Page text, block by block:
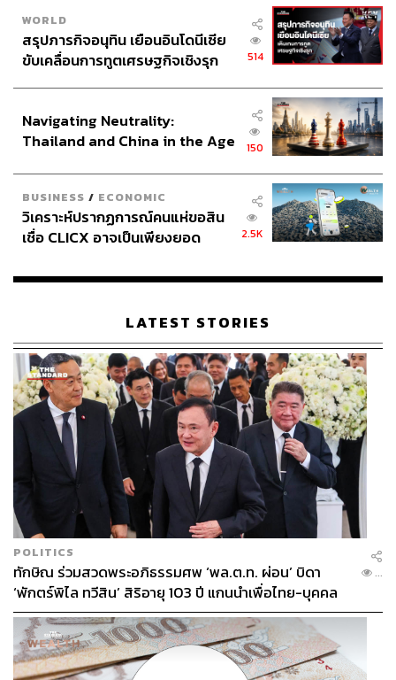
TAGS: อุบลราชธานี การเมืองไทย
ทิม-พิธา ลิ้มเจริญรัตน์
องค์การบริหารส่วนจังหวัด (อบจ.)
การเมืองท้องถิ่น
เลือกตั้งนายก อบจ.
พรรคประชาชน
สิทธิพล เลาหะวนิช
WORLD
สรุปภารกิจอนุทิน เยือนอินโดนีเซีย
ขับเคลื่อนการทูตเศรษฐกิจเชิงรุก
514
Navigating Neutrality:
Thailand and China in the Age
150
BUSINESS / ECONOMIC
วิเคราะห์ปรากฏการณ์คนแห่ขอสิน
เชื่อ CLICX อาจเป็นเพียงยอด
เรือนไทยที่ถูกซุกไว้
2.5K
LATEST STORIES
POLITICS
ทักษิณ ร่วมสวดพระอภิธรรมศพ ‘พล.ต.ท. ผ่อน’ บิดา
‘พักตร์พิไล ทวีสิน’ สิริอายุ 103 ปี แกนนำเพื่อไทย-บุคคล
หลากวงการร่วมอาลัย
...